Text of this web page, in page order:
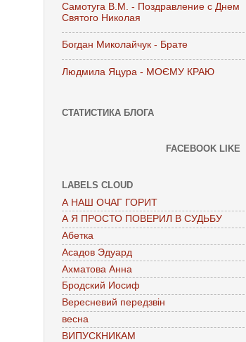
Самотуга В.М. - Поздравление с Днем
Святого Николая
Богдан Миколайчук - Брате
Людмила Яцура - МОЄМУ КРАЮ
СТАТИСТИКА БЛОГА
FACEBOOK LIKE
LABELS CLOUD
А НАШ ОЧАГ ГОРИТ
А Я ПРОСТО ПОВЕРИЛ В СУДЬБУ
Абетка
Асадов Эдуард
Ахматова Анна
Бродский Иосиф
Вересневий передзвін
весна
ВИПУСКНИКАМ